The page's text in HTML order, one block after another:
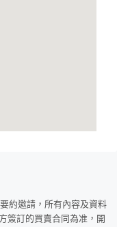
約邀請，所有內容及資料
簽訂的買賣合同為准，開